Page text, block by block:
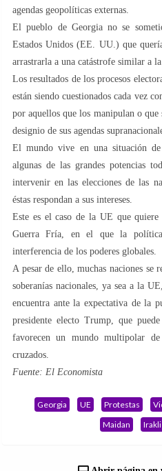
agendas geopolíticas externas.
El pueblo de Georgia no se
Estados Unidos (EE. UU.) que
arrastrarla a una catástrofe similar a la
Los resultados de los procesos
están siendo cuestionados cada vez
por aquellos que los manipulan o
designio de sus agendas
El mundo vive en una situación
algunas de las grandes potencias
intervenir en las elecciones de las
éstas respondan a sus intereses.
Este es el caso de la UE que
Guerra Fría, en el que la
interferencia de los poderes globales.
A pesar de ello, muchas naciones se
soberanías nacionales, ya sea a la
encuentra ante la expectativa de la
presidente electo Trump, que
favorecen un mundo multipolar
cruzados.
Fuente: El Economista
Georgia UE Protestas
Maidan